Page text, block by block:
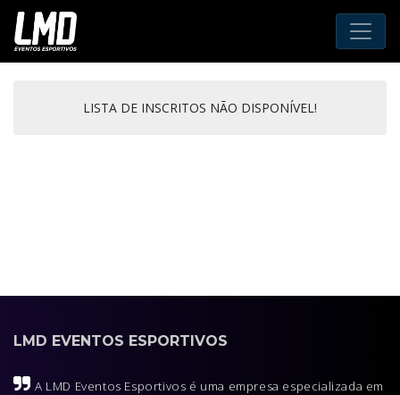
LISTA DE INSCRITOS NÃO DISPONÍVEL!
LMD EVENTOS ESPORTIVOS
A LMD Eventos Esportivos é uma empresa especializada em